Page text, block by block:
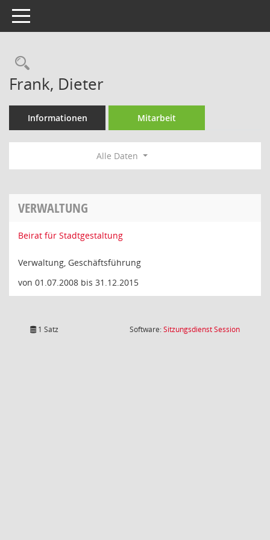
Toggle navigation
Rechercheauswahl
Frank, Dieter
Informationen Mitarbeit
Alle Daten
VERWALTUNG
Beirat für Stadtgestaltung
Verwaltung, Geschäftsführung
von 01.07.2008 bis 31.12.2015
1 Satz Software:SitzungsdienstSession(Wird in